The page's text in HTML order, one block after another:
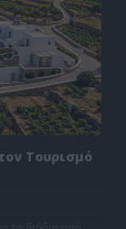
Τουρισμό